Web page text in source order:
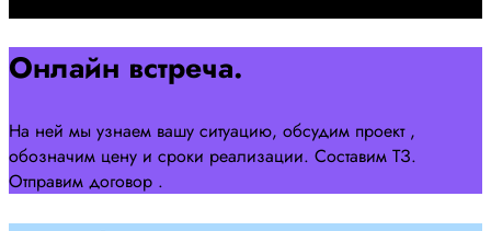
Онлайн встреча.
На ней мы узнаем вашу ситуацию, обсудим проект ,
обозначим цену и сроки реализации. Составим ТЗ.
Отправим договор .